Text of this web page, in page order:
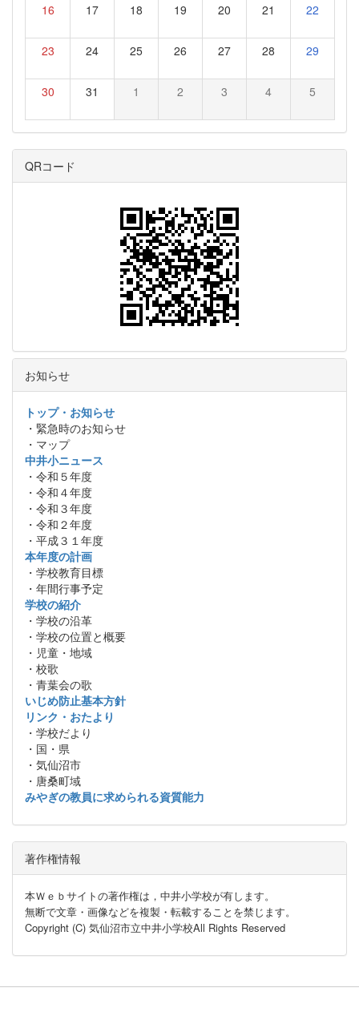
16 17 18 19 20 21 22
23 24 25 26 27 28 29
30 31 1 2 3 4 5
QRコード
お知らせ
トップ・お知らせ
・緊急時のお知らせ
・マップ
中井小ニュース
・令和５年度
・令和４年度
・令和３年度
・令和２年度
・平成３１年度
本年度の計画
・学校教育目標
・年間行事予定
学校の紹介
・学校の沿革
・学校の位置と概要
・児童・地域
・校歌
・青葉会の歌
いじめ防止基本方針
リンク・おたより
・学校だより
・国・県
・気仙沼市
・唐桑町域
みやぎの教員に求められる資質能力
著作権情報
本Ｗｅｂサイトの著作権は，中井小学校が有します。
無断で文章・画像などを複製・転載することを禁じます。
Copyright (C) 気仙沼市立中井小学校All Rights Reserved